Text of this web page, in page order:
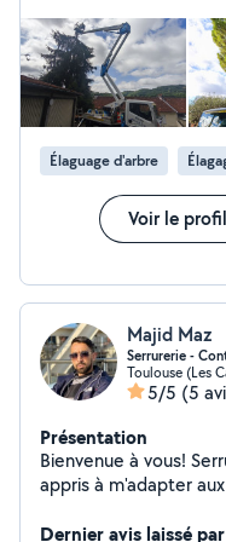
Élaguage d'arbre
Voir le profil
Majid Maz
Serrurerie -
Toulouse (Les
5/5 (5
Présentation
Bienvenue à vous! Serrurier depuis maintenant 12ans j'ai
appris à m'adapter
. Jeune entrepreneur
Dernier avis laissé